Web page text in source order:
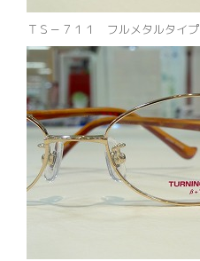
ＴＳ－７１１ フルメタルタイプ